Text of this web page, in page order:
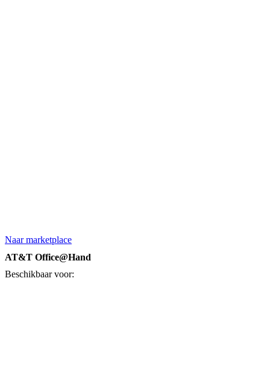
Naar marketplace
AT&T Office@Hand
Beschikbaar voor: